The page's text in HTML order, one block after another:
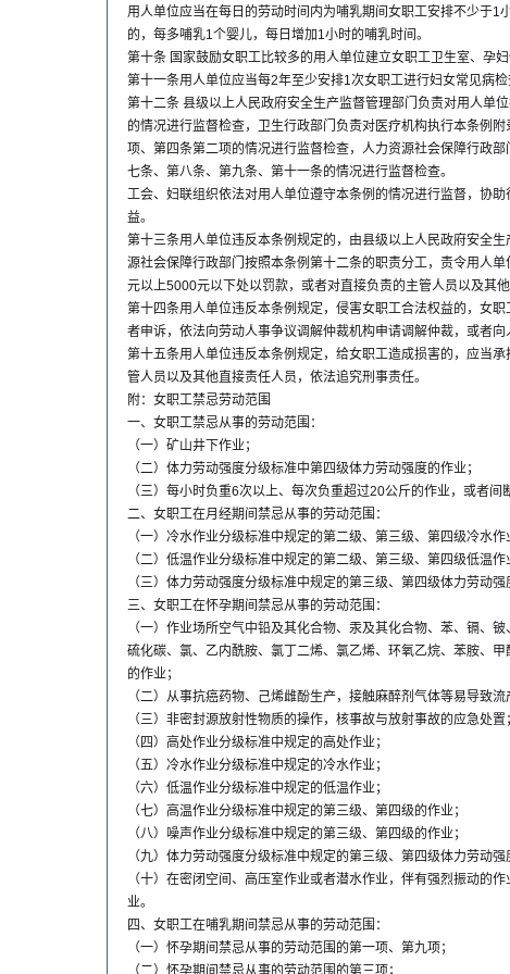
用人单位应当在每日的劳动时间内为哺乳期间女职工安排不少于1
的，每多哺乳1个婴儿，每日增加1小时的哺乳时间。
第十条 国家鼓励女职工比较多的用人单位建立女职工卫生室、孕妇
第十一条用人单位应当每2年至少安排1次女职工进行妇女常见病检
第十二条 县级以上人民政府安全生产监督管理部门负责对用人单
的情况进行监督检查，卫生行政部门负责对医疗机构执行本条例
项、第四条第二项的情况进行监督检查，人力资源社会保障行政
七条、第八条、第九条、第十一条的情况进行监督检查。
工会、妇联组织依法对用人单位遵守本条例的情况进行监督，协
益。
第十三条用人单位违反本条例规定的，由县级以上人民政府安全
源社会保障行政部门按照本条例第十二条的职责分工，责令用人
元以上5000元以下处以罚款，或者对直接负责的主管人员以及其
第十四条用人单位违反本条例规定，侵害女职工合法权益的，女
者申诉，依法向劳动人事争议调解仲裁机构申请调解仲裁，或者向
第十五条用人单位违反本条例规定，给女职工造成损害的，应当
管人员以及其他直接责任人员，依法追究刑事责任。
附：女职工禁忌劳动范围
一、女职工禁忌从事的劳动范围：
（一）矿山井下作业；
（二）体力劳动强度分级标准中第四级体力劳动强度的作业；
（三）每小时负重6次以上、每次负重超过20公斤的作业，或者间
二、女职工在月经期间禁忌从事的劳动范围：
（一）冷水作业分级标准中规定的第二级、第三级、第四级冷水作
（二）低温作业分级标准中规定的第二级、第三级、第四级低温作
（三）体力劳动强度分级标准中规定的第三级、第四级体力劳动强
三、女职工在怀孕期间禁忌从事的劳动范围：
（一）作业场所空气中铅及其化合物、汞及其化合物、苯、镉、
硫化碳、氯、乙内酰胺、氯丁二烯、氯乙烯、环氧乙烷、苯胺、
的作业；
（二）从事抗癌药物、己烯雌酚生产，接触麻醉剂气体等易导致流
（三）非密封源放射性物质的操作，核事故与放射事故的应急处置；
（四）高处作业分级标准中规定的高处作业；
（五）冷水作业分级标准中规定的冷水作业；
（六）低温作业分级标准中规定的低温作业；
（七）高温作业分级标准中规定的第三级、第四级的作业；
（八）噪声作业分级标准中规定的第三级、第四级的作业；
（九）体力劳动强度分级标准中规定的第三级、第四级体力劳动强
（十）在密闭空间、高压室作业或者潜水作业，伴有强烈振动的
业。
四、女职工在哺乳期间禁忌从事的劳动范围：
（一）怀孕期间禁忌从事的劳动范围的第一项、第九项；
（二）怀孕期间禁忌从事的劳动范围的第三项；